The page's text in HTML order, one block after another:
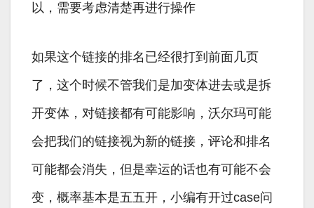
以，需要考虑清楚再进行操作
如果这个链接的排名已经很打到前面几页
了，这个时候不管我们是加变体进去或是拆
开变体，对链接都有可能影响，沃尔玛可能
会把我们的链接视为新的链接，评论和排名
可能都会消失，但是幸运的话也有可能不会
变，概率基本是五五开，小编有开过case问